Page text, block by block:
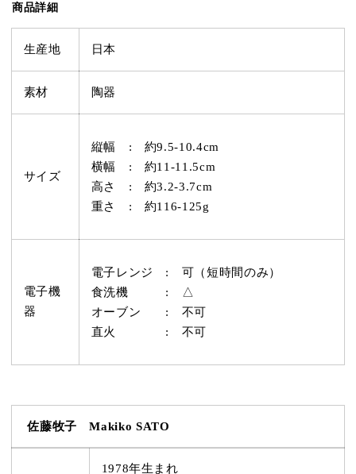
商品詳細
生産地 日本
素材 陶器
サイズ
縦幅 : 約9.5-10.4cm
横幅 : 約11-11.5cm
高さ : 約3.2-3.7cm
重さ : 約116-125g
電子機
器
電子レンジ : 可（短時間のみ）
食洗機 : △
オーブン : 不可
直火 : 不可
佐藤牧子 Makiko SATO
1978年生まれ